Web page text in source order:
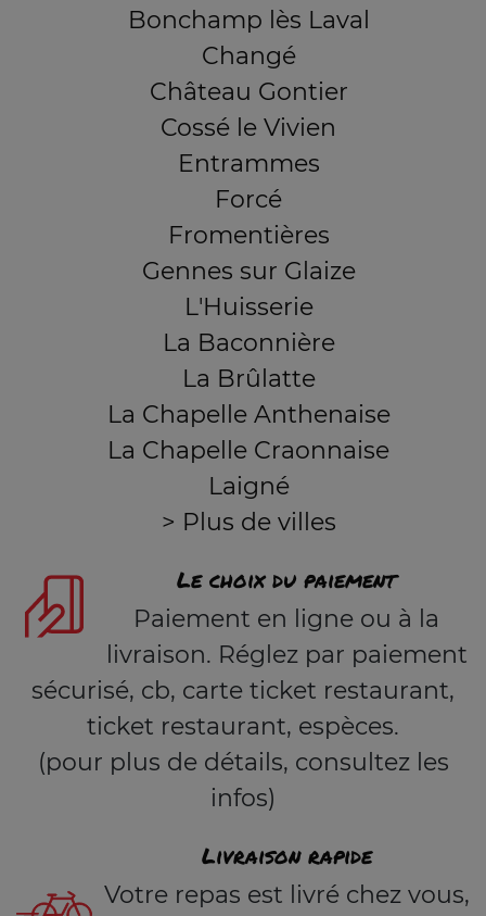
Bonchamp lès Laval
Changé
Château Gontier
Cossé le Vivien
Entrammes
Forcé
Fromentières
Gennes sur Glaize
L'Huisserie
La Baconnière
La Brûlatte
La Chapelle Anthenaise
La Chapelle Craonnaise
Laigné
> Plus de villes
Le choix du paiement
Paiement en ligne ou à la
livraison. Réglez par paiement
sécurisé, cb, carte ticket restaurant,
ticket restaurant, espèces.
(pour plus de détails, consultez les
infos)
Livraison rapide
Votre repas est livré chez vous,